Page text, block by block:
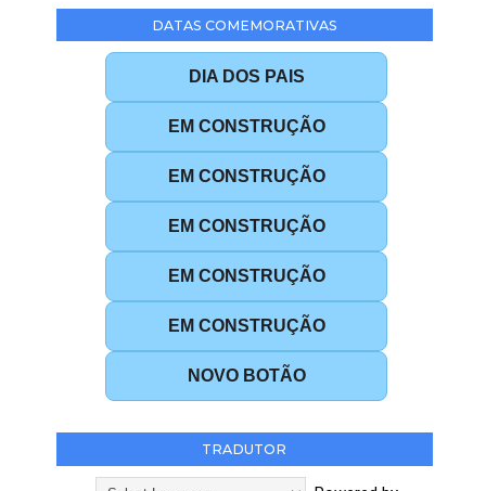
DATAS COMEMORATIVAS
DIA DOS PAIS
EM CONSTRUÇÃO
EM CONSTRUÇÃO
EM CONSTRUÇÃO
EM CONSTRUÇÃO
EM CONSTRUÇÃO
NOVO BOTÃO
TRADUTOR